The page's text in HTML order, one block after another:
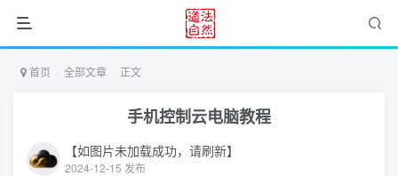
首页 全部文章 正文
手机控制云电脑教程
【如图片未加载成功，请刷新】
2024-12-15 发布